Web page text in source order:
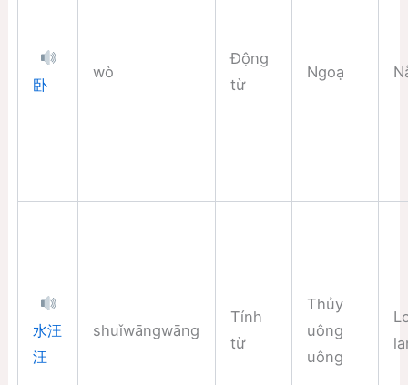
卧
wò
Động
từ
Ngoạ
水汪
汪
shuǐwāngwāng
Tính
từ
Thủy
uông
uông